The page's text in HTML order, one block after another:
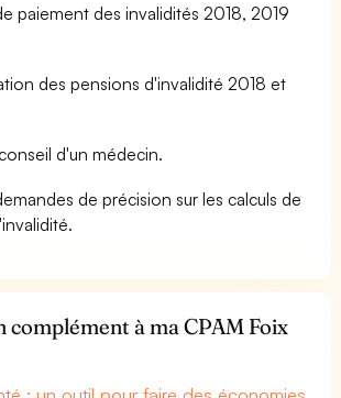
paiement des invalidités 2018, 2019
des pensions d'invalidité 2018 et
d'un médecin.
de précision sur les calculs de
complément à ma CPAM Foix